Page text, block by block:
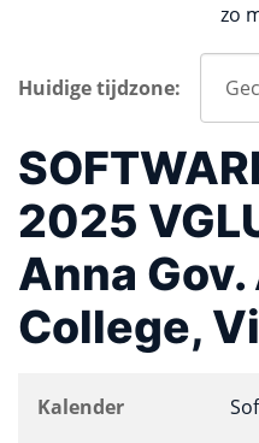
zo
Huidige tijdzone:
2025
Anna
College,
Kalender